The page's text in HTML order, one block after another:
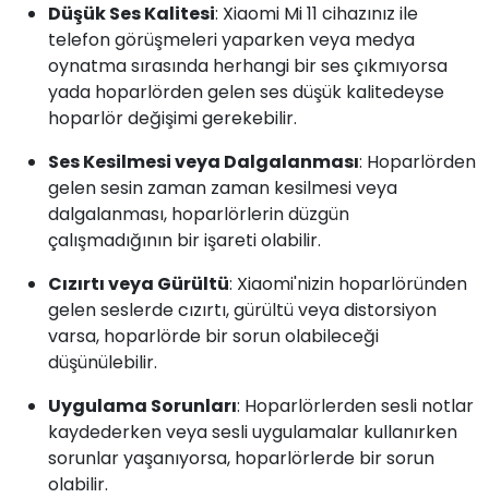
Düşük Ses Kalitesi: Xiaomi Mi 11 cihazınız ile
telefon görüşmeleri yaparken veya medya
oynatma sırasında herhangi bir ses çıkmıyorsa
yada hoparlörden gelen ses düşük kalitedeyse
hoparlör değişimi gerekebilir.
Ses Kesilmesi veya Dalgalanması: Hoparlörden
gelen sesin zaman zaman kesilmesi veya
dalgalanması, hoparlörlerin düzgün
çalışmadığının bir işareti olabilir.
Cızırtı veya Gürültü: Xiaomi'nizin hoparlöründen
gelen seslerde cızırtı, gürültü veya distorsiyon
varsa, hoparlörde bir sorun olabileceği
düşünülebilir.
Uygulama Sorunları: Hoparlörlerden sesli notlar
kaydederken veya sesli uygulamalar kullanırken
sorunlar yaşanıyorsa, hoparlörlerde bir sorun
olabilir.